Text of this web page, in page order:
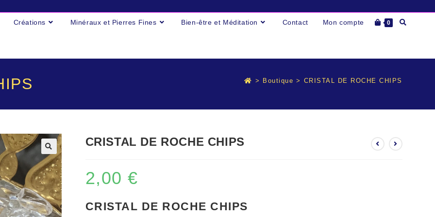
Créations Minéraux et Pierres Fines Bien-être et Méditation Contact Mon compte 0 Toggle
search
> Boutique > CRISTAL DE ROCHE CHIPS
CRISTAL DE ROCHE CHIPS
2,00€
CRISTAL DE ROCHE CHIPS